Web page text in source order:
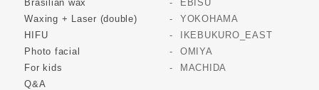
Brasilian wax
Waxing + Laser (double)
HIFU
Photo facial
For kids
Q&A
EBISU
YOKOHAMA
IKEBUKURO_EAST
OMIYA
MACHIDA